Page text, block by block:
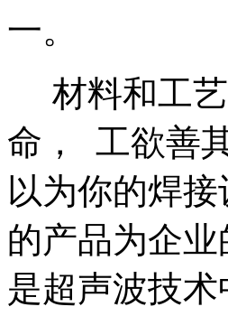
一。
材料和工艺
命， 工欲善
以为你的焊
的产品为企
是超声波技